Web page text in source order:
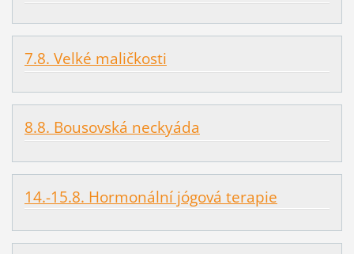
7.8. Velké maličkosti
8.8. Bousovská neckyáda
14.-15.8. Hormonální jógová terapie